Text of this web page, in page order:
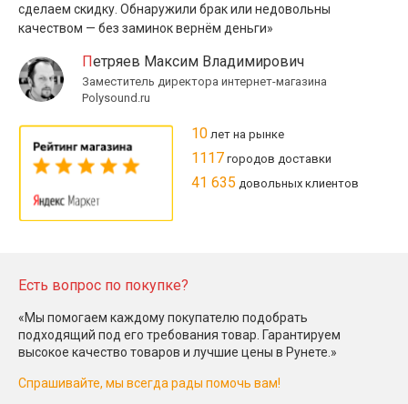
сделаем скидку. Обнаружили брак или недовольны
качеством — без заминок вернём деньги»
Петряев Максим Владимирович
Заместитель директора интернет-магазина
Polysound.ru
10 лет на рынке
1117 городов доставки
41 635 довольных клиентов
Есть вопрос по покупке?
«Мы помогаем каждому покупателю подобрать
подходящий под его требования товар. Гарантируем
высокое качество товаров и лучшие цены в Рунете.»
Спрашивайте, мы всегда рады помочь вам!